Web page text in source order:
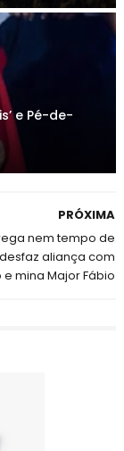
e Pé-de-
PRÓXIMA
nem tempo de
desfaz aliança com
e mina Major Fábio